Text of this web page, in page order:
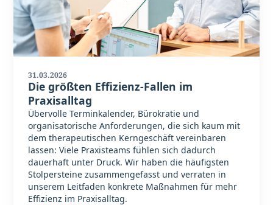
31.03.2026
Die größten Effizienz-Fallen im
Praxisalltag
Übervolle Terminkalender, Bürokratie und
organisatorische Anforderungen, die sich kaum mit
dem therapeutischen Kerngeschäft vereinbaren
lassen: Viele Praxisteams fühlen sich dadurch
dauerhaft unter Druck. Wir haben die häufigsten
Stolpersteine zusammengefasst und verraten in
unserem Leitfaden konkrete Maßnahmen für mehr
Effizienz im Praxisalltag.